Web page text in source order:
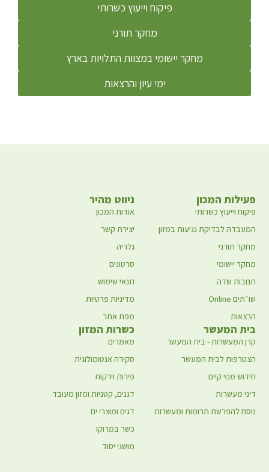
פיקוח וייעוץ כשרותי
מחקר תורני
מחקר יישומי במצוות התלויות בארץ
ימי עיון והרצאות
ניווט מהיר
אודות המכון
יצירת קשר
גלריה
סרטונים
תנאי שימוש
מדיניות פרטיות
מפת אתר
פעילות המכון
פיקוח וייעוץ כשרותי
המעבדה לבדיקת נגיעות במזון
מחקר תורני
מחקר יישומי
תנובות שדה
שו״תים Online
הרצאות
כשרות המזון
מאמרים
סקירה אנטומולוגית
פירות וירקות
דגנים, קטניות ומזון מעובד
דגים ומוצרי ים
כשר במרוקו
מושגי יסוד
בית המעשר
קרן המעשרות - בית המעשר
הצטרפות לבית המעשר
חידוש מנוי קיים
דיני מעשרות
נוסח להפרשת תרומות ומעשרות